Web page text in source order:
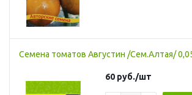
Семена томатов Августин /Сем.Алтая/
60 руб./шт